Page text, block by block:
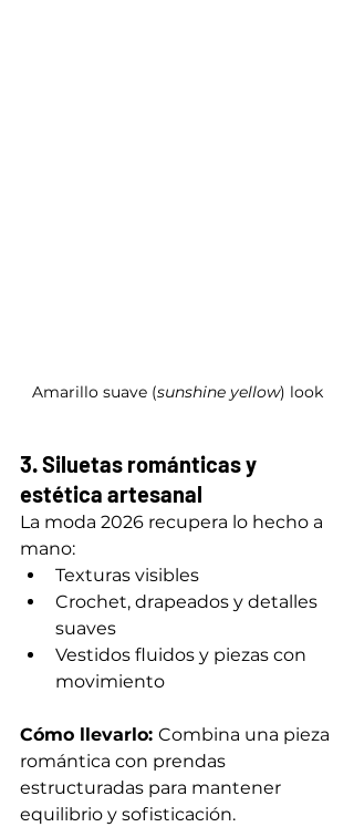
Amarillo suave (sunshine yellow) look
3. Siluetas románticas y
estética artesanal
La moda 2026 recupera lo hecho a
mano:
Texturas visibles
Crochet, drapeados y detalles
suaves
Vestidos fluidos y piezas con
movimiento
Cómo llevarlo: Combina una pieza
romántica con prendas
estructuradas para mantener
equilibrio y sofisticación.